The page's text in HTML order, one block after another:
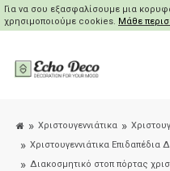
Για να σου εξασφαλίσουμε μια
χρησιμοποιούμε cookies. Μάθε
Χριστουγεννιάτικα
Χριστουγεννιάτικα Επιδαπέδια
Διακοσμητικό στοπ πόρτας